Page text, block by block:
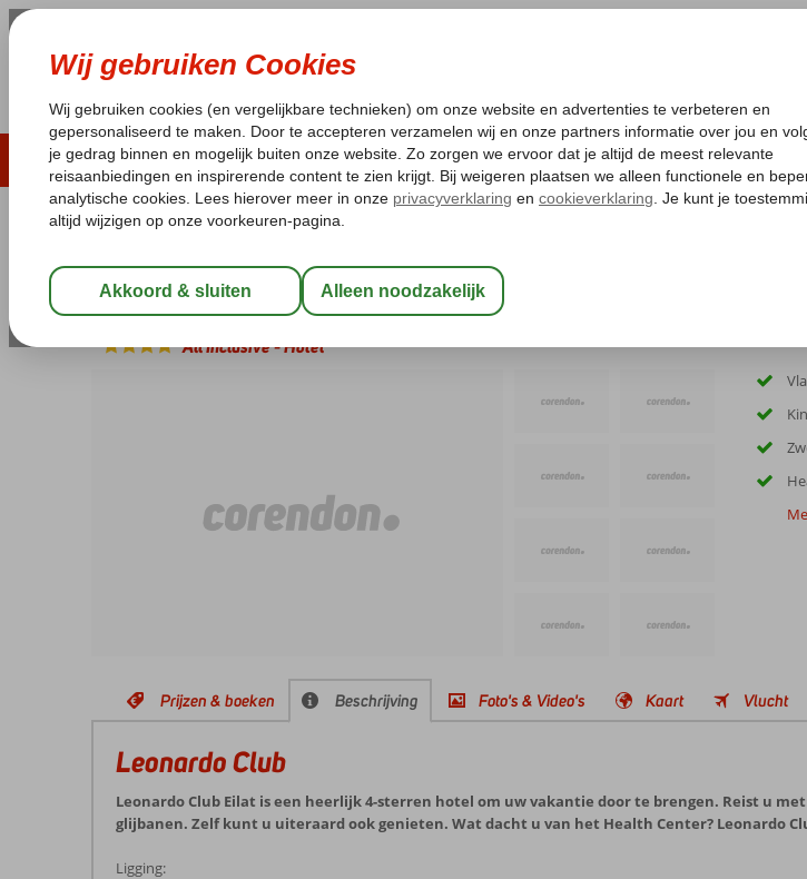
ZOMER 2026 LAST MINUTES WINTERZON ZONVAKANTIES
Laagsteprijsgarantie* Geen fueltoeslag Gratis annuleren*
Home
Israël Rode Zee Eilat Leonardo Club
Leonardo Club
All Inclusive-Hotel
Prijzen & boeken Beschrijving Foto's & Video's Kaart Vlucht
Leonardo Club
Leonardo Club Eilat is een heerlijk 4-sterren hotel om uw vakantie door te brengen. Reist u
glijbanen. Zelf kunt u uiteraard ook genieten. Wat dacht u van het Health Center? Leonardo
Ligging: